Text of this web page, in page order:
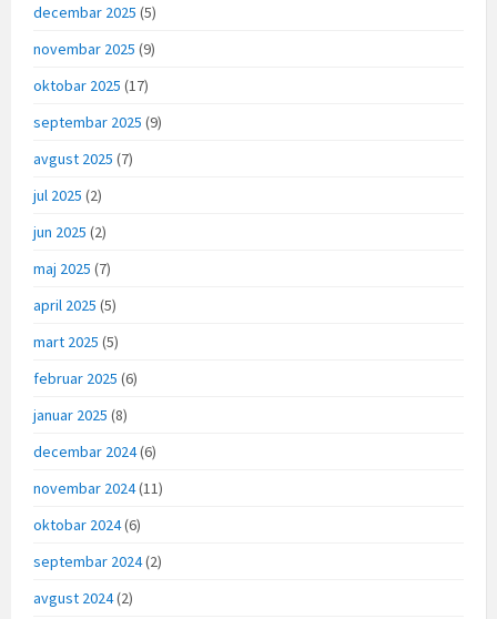
decembar 2025 (5)
novembar 2025 (9)
oktobar 2025 (17)
septembar 2025 (9)
avgust 2025 (7)
jul 2025 (2)
jun 2025 (2)
maj 2025 (7)
april 2025 (5)
mart 2025 (5)
februar 2025 (6)
januar 2025 (8)
decembar 2024(6)
novembar 2024(11)
oktobar 2024(6)
septembar 2024(2)
avgust 2024(2)